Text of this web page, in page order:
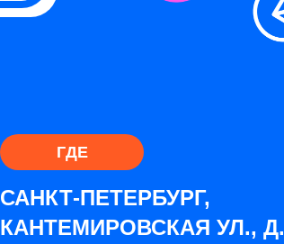
САНКТ-ПЕТЕРБУРГ,
КАНТЕМИРОВСКАЯ УЛ., Д.
ГДЕ